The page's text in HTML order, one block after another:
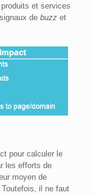
et services
de buzzet
pour calculer le
les efforts de
moyen de
il ne faut